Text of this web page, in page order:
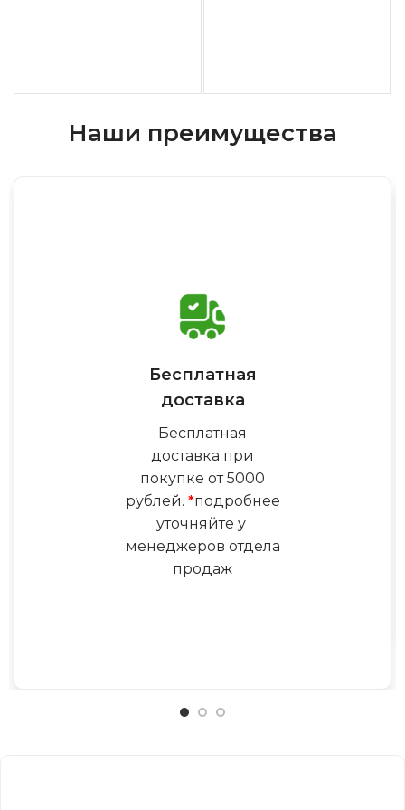
Наши преимущества
Бесплатная
доставка
Бесплатная
доставка при
покупке от 5000
рублей. *подробнее
уточняйте у
менеджеров отдела
продаж